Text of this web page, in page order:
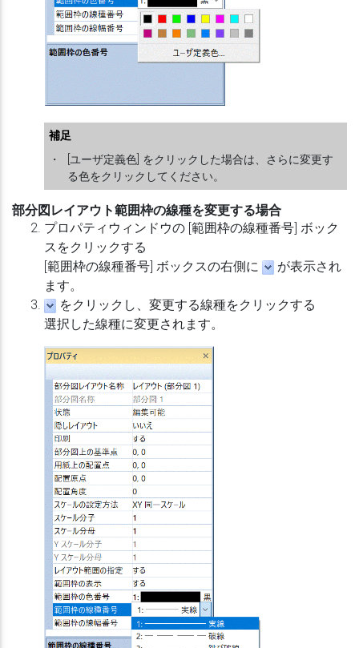
補足
・
[ユーザ定義色] をクリックした場合は、さらに変更す
る色をクリックしてください。
部分図レイアウト範囲枠の線種を変更する場合
プロパティウィンドウの [範囲枠の線種番号] ボック
スをクリックする
[範囲枠の線種番号] ボックスの右側に
が表示され
ます。
をクリックし、変更する線種をクリックする
選択した線種に変更されます。